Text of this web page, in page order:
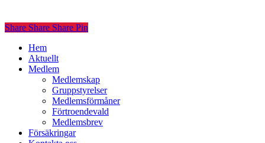
Share
Share Share Share Pin
Close
Menu
Hem
Aktuellt
Medlem
Medlemskap
Gruppstyrelser
Medlemsförmåner
Förtroendevald
Medlemsbrev
Försäkringar